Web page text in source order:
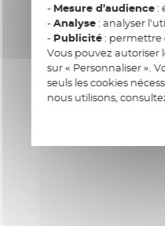
-Mesure d’audience:
-Analyse: analyser
-Publicité: permettre
Vous pouvez autoriser
sur « Personnaliser ».
seuls les cookies
nous utilisons,